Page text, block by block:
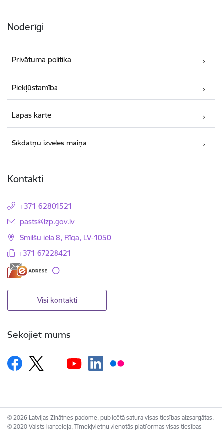
Noderīgi
Privātuma politika
Piekļūstamība
Lapas karte
Sīkdatņu izvēles maiņa
Kontakti
+371 62801521
E-pasts:
pasts@lzp.gov.lv
Smilšu iela 8, Rīga, LV-1050
+371 67228421
Visi kontakti
Sekojiet mums
© 2026 Latvijas Zinātnes padome, publicētā satura visas tiesības aizsargātas.
© 2020 Valsts kanceleja, Tīmekļvietņu vienotās platformas visas tiesības